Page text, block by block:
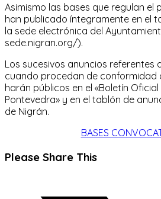
Asimismo las bases que regulan el
han publicado íntegramente en el
la sede electrónica del
sede.nigran.org/).
Los sucesivos anuncios referentes
cuando procedan de conformidad
harán públicos en el «Boletín
Pontevedra» y en el tablón de
de Nigrán.
BASES
Please Share ThisCompartir